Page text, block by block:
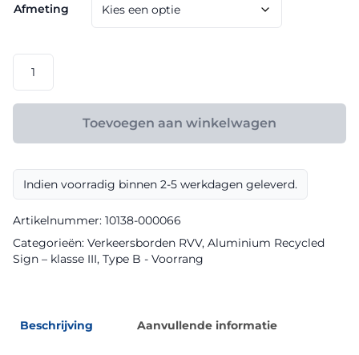
tot
€ 119,20
Afmeting
model
B06
III
Recycled
Sign
aantal
Toevoegen aan winkelwagen
Indien voorradig binnen 2-5 werkdagen geleverd.
Artikelnummer: 10138-000066
Categorieën: Verkeersborden RVV, Aluminium Recycled
Sign – klasse III, Type B - Voorrang
Beschrijving Aanvullende informatie